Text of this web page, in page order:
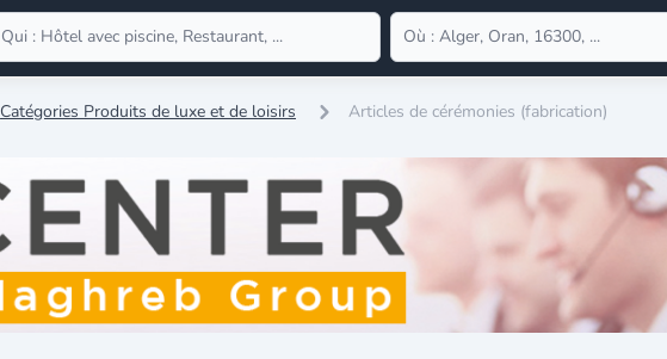
Catégories Produits de luxe et de loisirs Articles de cérémonies (fabrication)